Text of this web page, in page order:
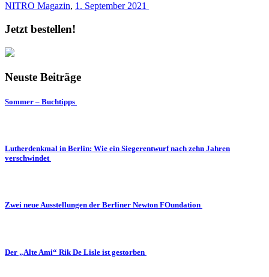
NITRO Magazin, 1. September 2021
Jetzt bestellen!
Neuste Beiträge
Sommer – Buchtipps
Lutherdenkmal in Berlin: Wie ein Siegerentwurf nach zehn Jahren
verschwindet
Zwei neue Ausstellungen der Berliner Newton FOundation
Der „Alte Ami“ Rik De Lisle ist gestorben